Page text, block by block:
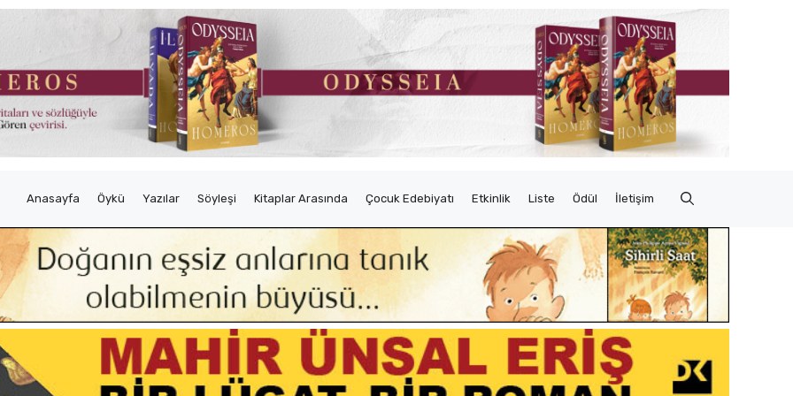
Anasayfa Öykü Yazılar Söyleşi Kitaplar Arasında Çocuk Edebiyatı Etkinlik Liste Ödül İletişim